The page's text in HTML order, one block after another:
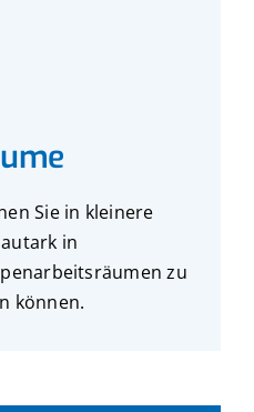
Sie in kleinere
in
zu
können.